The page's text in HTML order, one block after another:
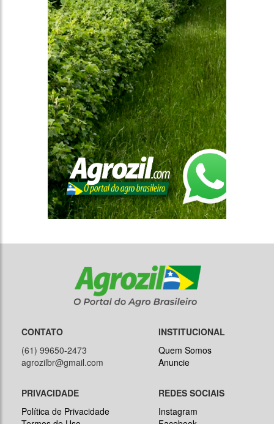
CONTATO
(61) 99650-2473
agrozilbr@gmail.com
INSTITUCIONAL
Quem Somos
Anuncie
PRIVACIDADE
Política de Privacidade
REDES SOCIAIS
Instagram